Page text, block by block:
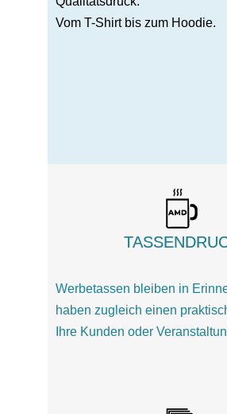
Vom T-Shirt bis zum Hoodie.
Werbetassen bleiben in
haben zugleich einen
Ihre Kunden oder